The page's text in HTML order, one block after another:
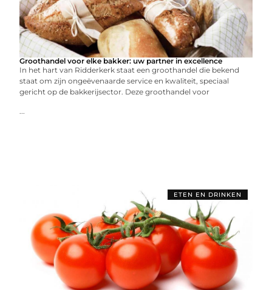
Groothandel voor elke bakker: uw partner in excellence
In het hart van Ridderkerk staat een groothandel die bekend
staat om zijn ongeëvenaarde service en kwaliteit, speciaal
gericht op de bakkerijsector. Deze groothandel voor
...
ETEN EN DRINKEN